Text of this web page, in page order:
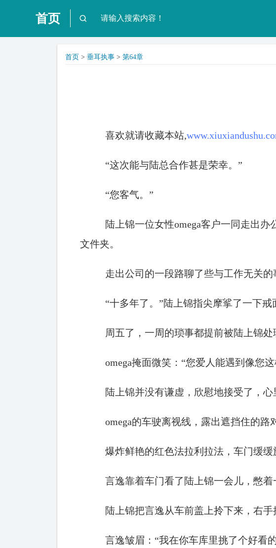
首页
首页 > 垂耳执事 > 第64章
喜欢就请收藏本站,
“这次能与陆总合作甚是荣幸。”
“您客气。”
陆上锦一位女性omega客户一同走出
文件夹。
走出公司的一段路聊了些与工作无关
“十多年了。”陆上锦指尖摩挲了一下
周五了，一周的琐事都提前被陆上锦
omega掩面微笑：“您爱人能遇到像您
陆上锦并没有谦虚，欣慰地接受了，心
omega的车驶离视线，露出遮挡住的
爆炸鲜艳的红色法拉利拉法，车门缓缓
言逸靠着车门看了陆上锦一会儿，憋
陆上锦把言逸从车前盖上拎下来，右
言逸皱眉：“我在你车库里挑了个好看